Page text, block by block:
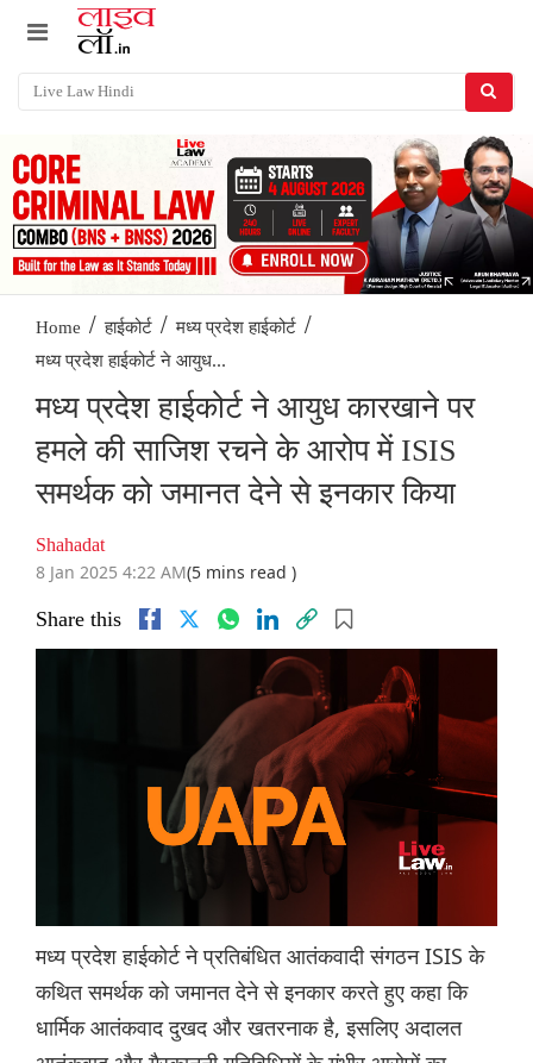
Home / हाईकोर्ट / मध्य प्रदेश हाईकोर्ट /
मध्य प्रदेश हाईकोर्ट ने आयुध...
मध्य प्रदेश हाईकोर्ट ने आयुध कारखाने पर
हमले की साजिश रचने के आरोप में ISIS
समर्थक को जमानत देने से इनकार किया
Shahadat
8 Jan 2025 4:22 AM(5 mins read )
Share this
मध्य प्रदेश हाईकोर्ट ने प्रतिबंधित आतंकवादी संगठन ISIS के
कथित समर्थक को जमानत देने से इनकार करते हुए कहा कि
धार्मिक आतंकवाद दुखद और खतरनाक है, इसलिए अदालत